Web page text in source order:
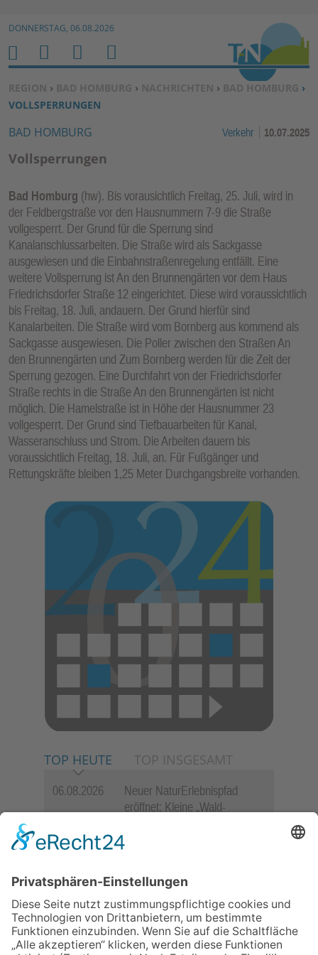
Zum Inhalt springen ↓
DONNERSTAG, 06.08.2026
SIE BEFINDEN SICH HIER:
REGION › BAD HOMBURG › NACHRICHTEN › BAD HOMBURG ›
VOLLSPERRUNGEN
BAD HOMBURG Verkehr 10.07.2025
Vollsperrungen
Bad Homburg (hw). Bis vorausichtlich Freitag, 25. Juli, wird in
der Feldbergstraße vor den Hausnummern 7-9 die Straße
vollgesperrt. Der Grund für die Sperrung sind
Kanalanschlussarbeiten. Die Straße wird als Sackgasse
ausgewiesen und die Einbahnstraßenregelung entfällt. Eine
weitere Vollsperrung ist An den Brunnengärten vor dem Haus
Friedrichsdorfer Straße 12 eingerichtet. Diese wird voraussichtlich
bis Freitag, 18. Juli, andauern. Der Grund hierfür sind
Kanalarbeiten. Die Straße wird vom Bornberg aus kommend als
Sackgasse ausgewiesen. Die Poller zwischen den Straßen An
den Brunnengärten und Zum Bornberg werden für die Zeit der
Sperrung gezogen. Eine Durchfahrt von der Friedrichsdorfer
Straße rechts in die Straße An den Brunnengärten ist nicht
möglich. Die Hamelstraße ist in Höhe der Hausnummer 23
vollgesperrt. Der Grund sind Tiefbauarbeiten für Kanal,
Wasseranschluss und Strom. Die Arbeiten dauern bis
voraussichtlich Freitag, 18. Juli, an. Für Fußgänger und
Rettungskräfte bleiben 1,25 Meter Durchgangsbreite vorhanden.
TOP HEUTE TOP INSGESAMT
06.08.2026
Neuer NaturErlebnispfad
eröffnet: Kleine „Wald-
die Zukunft der Stadt
Königstein
06.08.2026
„Rock auf der Burg“ lässt
Königstein beben
06.08.2026
Gewinnspiel zum Start ins
H
O
M
E
M
E
N
U
S
U
C
H
E
N
B
E
Z
R
F
U
N
K
TI
O
N
E
N